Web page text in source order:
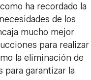
ha recordado la
de los
mucho mejor
para realizar
la eliminación de
para garantizar la